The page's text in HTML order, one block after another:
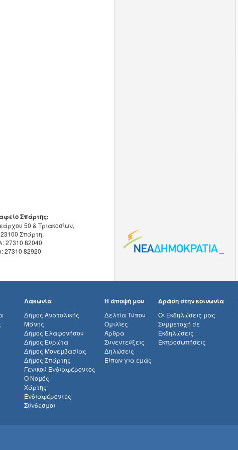
Σπάρτης:
50 & Τριακοσίων,
Σπάρτη,
27310 82040
27310 82920
Λακωνία
Δήμος Ανατολικής
Μάνης
Δήμος Ελαφονήσου
Δήμος Ευρώτα
Δήμος Μονεμβασίας
Δήμος Σπάρτης
Γενικού Ενδιαφέροντος
Ο Νομός
Χάρτης
Ενδιαφέροντες
Σύνδεσμοι
Η άποψή μου
Δελτία Τύπου
Ομιλίες
Άρθρα
Συνεντεύξεις
Δηλώσεις
Είπαν για εμάς
Δράση στην κοινωνία
Οι Εκδηλώσεις μας
Συμμετοχή σε
Εκδηλώσεις
Εκπροσωπήσεις